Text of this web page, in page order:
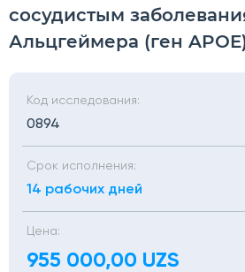
сосудистым
Альцгеймера (ген
Код исследования:
0894
Срок исполнения:
14 рабочих дней
Цена:
955 000,00 UZS